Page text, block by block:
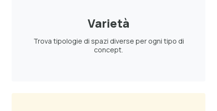
Varietà
Trova tipologie di spazi diverse per ogni tipo di
concept.